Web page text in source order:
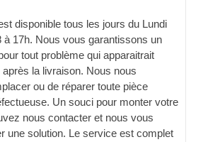
disponible tous les jours du Lundi
à 17h. Nous vous garantissons un
tout problème qui apparaitrait
la livraison. Nous nous
ou de réparer toute pièce
Un souci pour monter votre
nous contacter et nous vous
une solution. Le service est complet